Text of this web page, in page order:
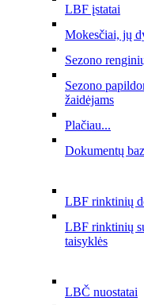
LBF įstatai
Mokesčiai, jų
Sezono
Sezono
žaidėjams
Plačiau...
Dokumentų
LBF rinktinių
LBF rinktinių
taisyklės
LBČ nuostatai